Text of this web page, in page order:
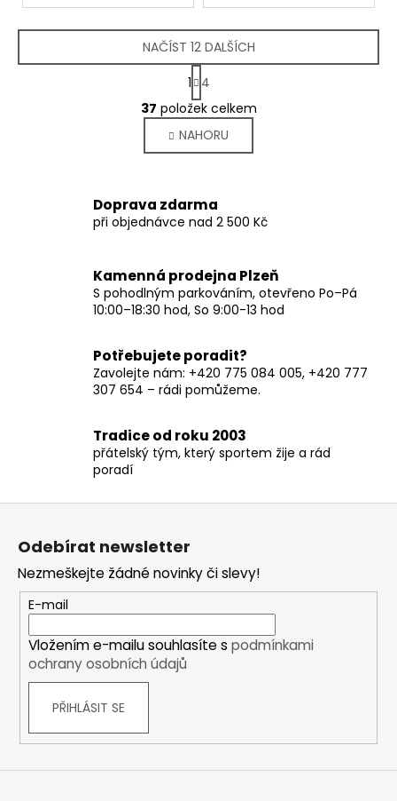
O
v
l
á
a
c
r
v
k
v
ý
p
s
u
NAČÍST 12 DALŠÍCH
S
t
r
á
n
k
á
n
1
4
37 položek celkem
NAHORU
Doprava zdarma
při objednávce nad 2 500 Kč
Kamenná prodejna Plzeň
S pohodlným parkováním, otevřeno Po–Pá
10:00–18:30 hod, So 9:00-13 hod
Potřebujete poradit?
Zavolejte nám: +420 775 084 005, +420 777
307 654 – rádi pomůžeme.
Tradice od roku 2003
přátelský tým, který sportem žije a rád
poradí
Odebírat newsletter
Nezmeškejte žádné novinky či slevy!
E-mail
Vložením e-mailu souhlasíte s podmínkami
ochrany osobních údajů
PŘIHLÁSIT SE